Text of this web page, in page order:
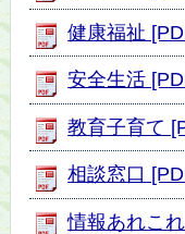
健康福祉
安全生活
教育子育て
相談窓口
情報あれこ